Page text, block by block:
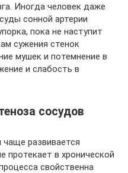
Иногда человек даже
сонной артерии
пока не наступит
сужения стенок
мушек и потемнение в
и слабость в
сосудов
чаще развивается
протекает в хронической
свойственна